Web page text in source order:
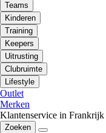
Teams
Kinderen
Training
Keepers
Uitrusting
Clubruimte
Lifestyle
Outlet
Merken
Klantenservice in Frankrijk
Zoeken